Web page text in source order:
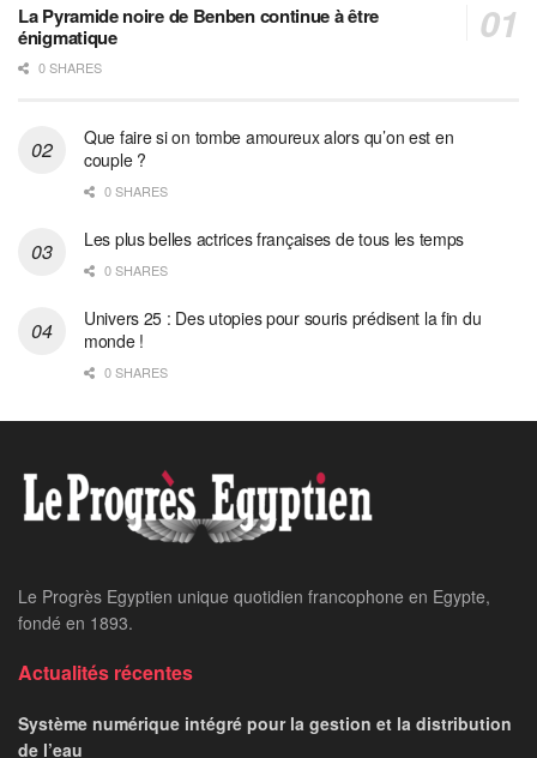
La Pyramide noire de Benben continue à être
énigmatique
0 SHARES
Que faire si on tombe amoureux alors qu’on est en
couple ?
0 SHARES
Les plus belles actrices françaises de tous les temps
0 SHARES
Univers 25 : Des utopies pour souris prédisent la fin du
monde !
0 SHARES
Le Progrès Egyptien unique quotidien francophone en Egypte,
fondé en 1893.
Actualités récentes
Système numérique intégré pour la gestion et la distribution
de l’eau